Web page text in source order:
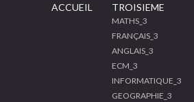
ACCUEIL TROISIEME
MATHS_3
FRANÇAIS_3
ANGLAIS_3
ECM_3
INFORMATIQUE_3
GEOGRAPHIE_3